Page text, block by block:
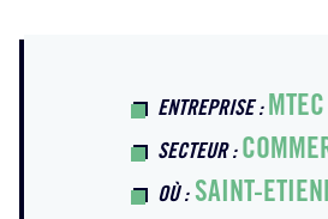
ENTREPRISE : MTEC
SECTEUR :
OÙ :SAINT-